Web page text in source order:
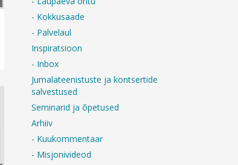
- Kokkusaade
- Palvelaul
Inspiratsioon
- Inbox
Jumalateenistuste ja kontsertide
salvestused
Seminarid ja õpetused
Arhiiv
- Kuukommentaar
- Misjonivideod